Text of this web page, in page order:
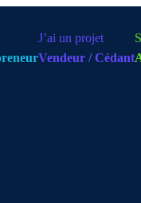
J’ai un projet
Vendeur / Cédant